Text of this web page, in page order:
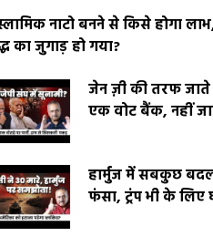
नाटो बनने से किसे होगा
का जुगाड़ हो गया?
जेन ज़ी की तरफ
एक वोट बैंक, नहीं
हार्मुज में सबकुछ
फंसा, ट्रंप भी के